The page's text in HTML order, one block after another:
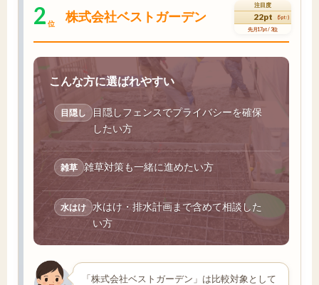
2 位 株式会社ベストガーデン
注目度
22pt (5pt↑)
先月17pt / 3位
こんな方に選ばれやすい
目隠し
目隠しフェンスでプライバシーを確保
したい方
雑草 雑草対策も一緒に進めたい方
水はけ 水はけ・排水計画まで含めて相談した
い方
「株式会社ベストガーデン」は比較対象として